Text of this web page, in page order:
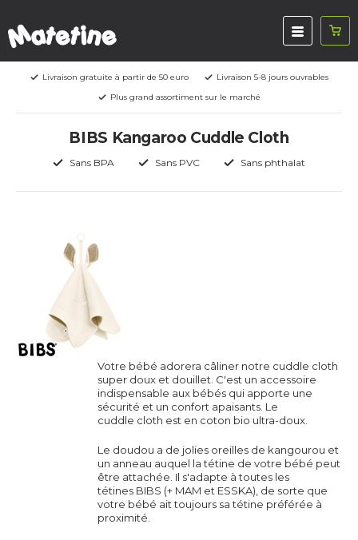
Livraison gratuite à partir de 50 euro
Livraison 5-8 jours ouvrables
Plus grand assortiment sur le marché
BIBS Kangaroo Cuddle Cloth
Sans BPA Sans PVC Sans phthalat
Votre bébé adorera câliner notre cuddle cloth
super doux et douillet. C'est un accessoire
indispensable aux bébés qui apporte une
sécurité et un confort apaisants. Le
cuddle cloth est en coton bio ultra-doux.
Le doudou a de jolies oreilles de kangourou et
un anneau auquel la tétine de votre bébé peut
être attachée. Il s'adapte à toutes les
tétines BIBS (+ MAM et ESSKA) , de sorte que
votre bébé ait toujours sa tétine préférée à
proximité.